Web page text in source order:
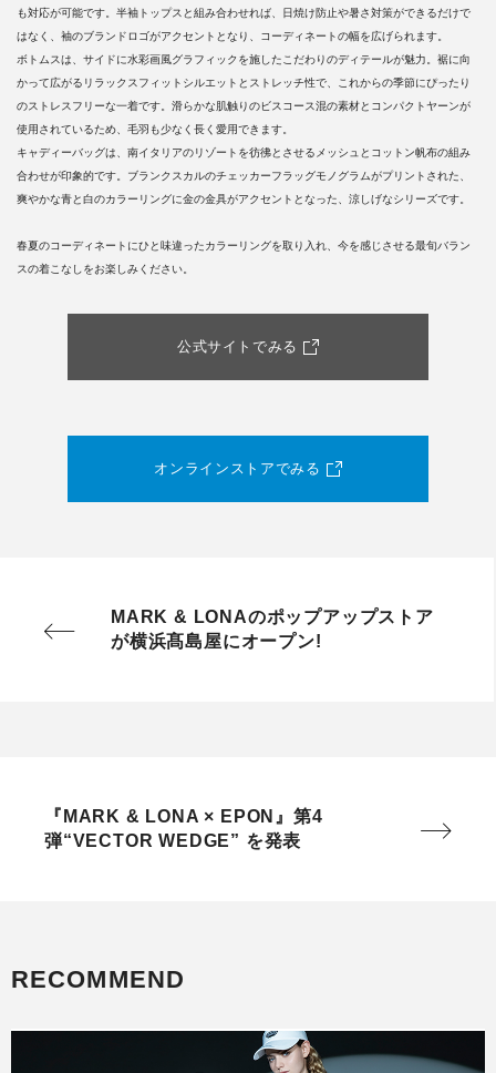
RECOMMEND
も対応が可能です。半袖トップスと組み合わせれば、日焼け防止や暑さ対策ができるだけで
はなく、袖のブランドロゴがアクセントとなり、コーディネートの幅を広げられます。
ボトムスは、サイドに水彩画風グラフィックを施したこだわりのディテールが魅力。裾に向
かって広がるリラックスフィットシルエットとストレッチ性で、これからの季節にぴったり
のストレスフリーな一着です。滑らかな肌触りのビスコース混の素材とコンパクトヤーンが
使用されているため、毛羽も少なく長く愛用できます。
キャディーバッグは、南イタリアのリゾートを彷彿とさせるメッシュとコットン帆布の組み
合わせが印象的です。ブランクスカルのチェッカーフラッグモノグラムがプリントされた、
爽やかな青と白のカラーリングに金の金具がアクセントとなった、涼しげなシリーズです。
春夏のコーディネートにひと味違ったカラーリングを取り入れ、今を感じさせる最旬バラン
スの着こなしをお楽しみください。
公式サイトでみる
オンラインストアでみる
MARK & LONAのポップアップストア
が横浜髙島屋にオープン!
『MARK & LONA × EPON』第4
弾“VECTOR WEDGE” を発表